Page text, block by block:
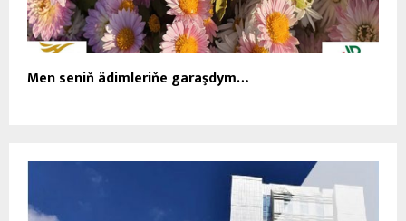
Men seniň ädimleriňe garaşdym…